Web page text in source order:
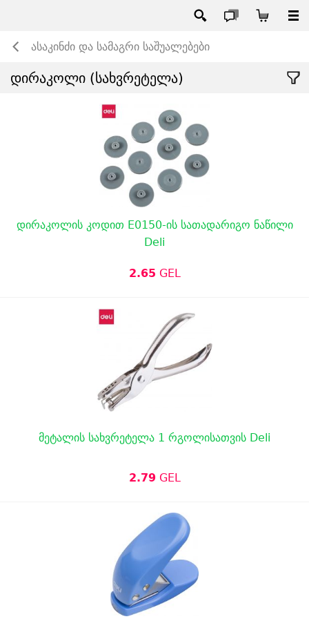
ასაკინძი და სამაგრი საშუალებები
დირაკოლი (სახვრეტელა)
დირაკოლის კოდით E0150-ის სათადარიგო ნაწილი
Deli
2.65 GEL
მეტალის სახვრეტელა 1 რგოლისათვის Deli
2.79 GEL